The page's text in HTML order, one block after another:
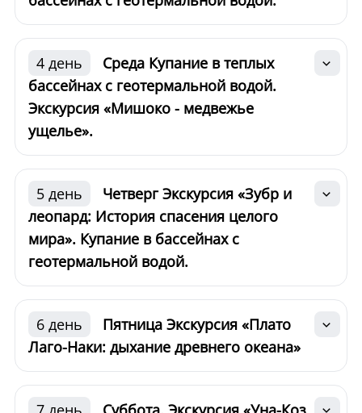
4 день
Среда Купание в теплых
бассейнах с геотермальной водой.
Экскурсия «Мишоко - медвежье
ущелье».
5 день
Четверг Экскурсия «Зубр и
леопард: История спасения целого
мира». Купание в бассейнах с
геотермальной водой.
6 день
Пятница Экскурсия «Плато
Лаго-Наки: дыхание древнего океана»